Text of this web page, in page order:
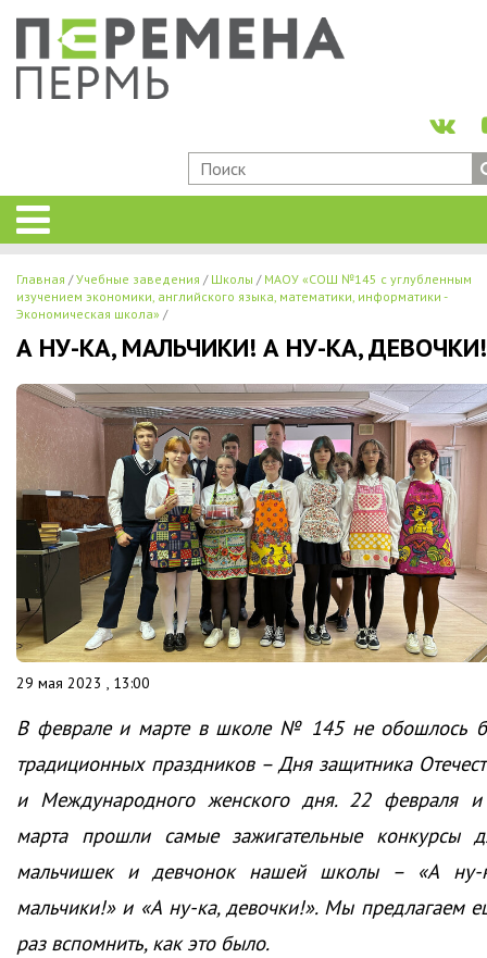
Главная Учебные заведения Школы
МАОУ «СОШ №145 с углубленным
изучением экономики, английского языка, математики, информатики -
Экономическая школа»
А НУ-КА, МАЛЬЧИКИ! А НУ-КА, ДЕВОЧКИ!
29 мая 2023 , 13:00
В феврале и марте в школе № 145 не обошлось
традиционных праздников – Дня защитника
и Международного женского дня. 22 февраля
марта прошли самые зажигательные конкурсы
мальчишек и девчонок нашей школы – «А ну-
мальчики!» и «А ну-ка, девочки!». Мы предлагаем
раз вспомнить, как это было.